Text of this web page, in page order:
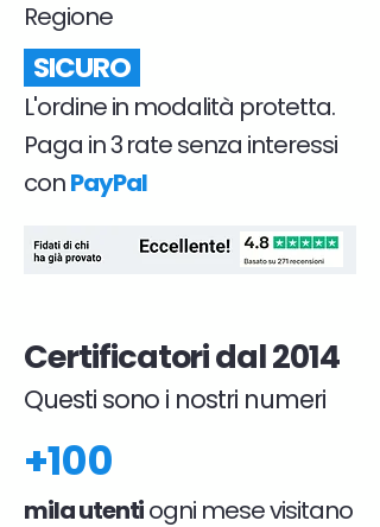
Regione
SICURO
L'ordine in modalità protetta.
Paga in 3 rate senza interessi
conPayPal
Certificatori dal 2014
Questi sono i nostri numeri
+100
mila utentiogni mese visitano